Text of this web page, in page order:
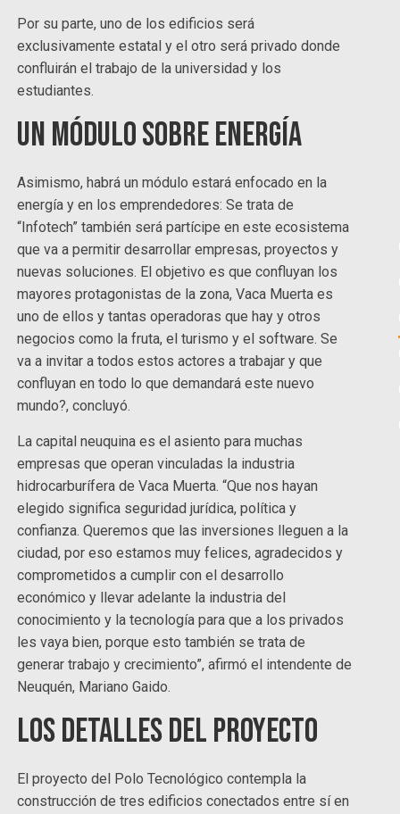
Por su parte, uno de los edificios será
exclusivamente estatal y el otro será privado donde
confluirán el trabajo de la universidad y los
estudiantes.
Un módulo sobre energía
Asimismo, habrá un módulo estará enfocado en la
energía y en los emprendedores: Se trata de
“Infotech” también será partícipe en este ecosistema
que va a permitir desarrollar empresas, proyectos y
nuevas soluciones. El objetivo es que confluyan los
mayores protagonistas de la zona, Vaca Muerta es
uno de ellos y tantas operadoras que hay y otros
negocios como la fruta, el turismo y el software. Se
va a invitar a todos estos actores a trabajar y que
confluyan en todo lo que demandará este nuevo
mundo?, concluyó.
La capital neuquina es el asiento para muchas
empresas que operan vinculadas la industria
hidrocarburífera de Vaca Muerta. “Que nos hayan
elegido significa seguridad jurídica, política y
confianza. Queremos que las inversiones lleguen a la
ciudad, por eso estamos muy felices, agradecidos y
comprometidos a cumplir con el desarrollo
económico y llevar adelante la industria del
conocimiento y la tecnología para que a los privados
les vaya bien, porque esto también se trata de
generar trabajo y crecimiento”, afirmó el intendente de
Neuquén, Mariano Gaido.
Los detalles del proyecto
El proyecto del Polo Tecnológico contempla la
construcción de tres edificios conectados entre sí en